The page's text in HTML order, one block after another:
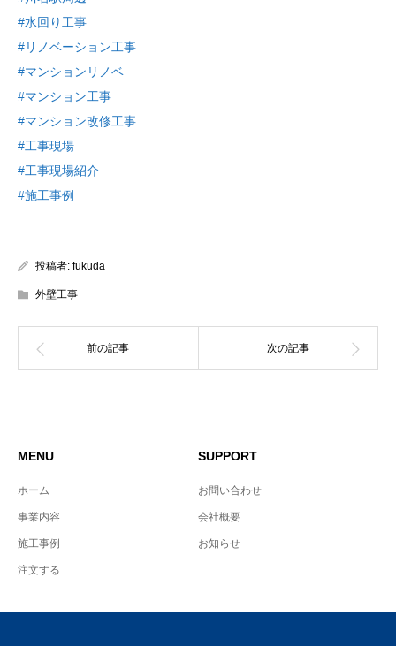
#水回り工事
#リノベーション工事
#マンションリノベ
#マンション工事
#マンション改修工事
#工事現場
#工事現場紹介
#施工事例
投稿者: fukuda
外壁工事
MENU
ホーム
事業内容
施工事例
注文する
SUPPORT
お問い合わせ
会社概要
お知らせ